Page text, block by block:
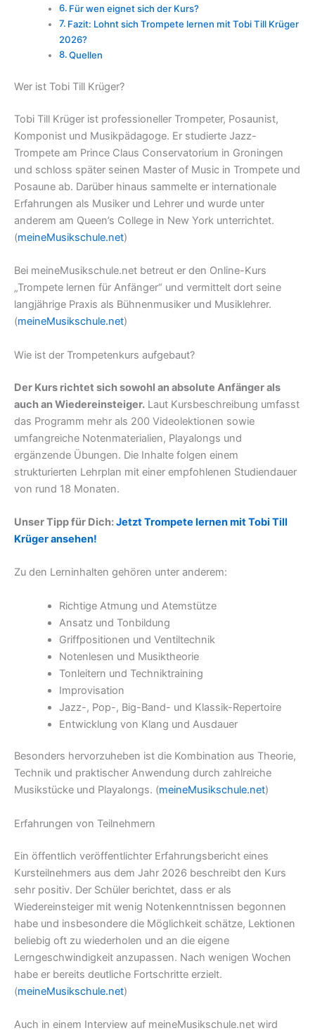
Für wen eignet sich der Kurs?
Fazit: Lohnt sich Trompete lernen mit Tobi Till Krüger
2026?
Quellen
Wer ist Tobi Till Krüger?
Tobi Till Krüger ist professioneller Trompeter, Posaunist,
Komponist und Musikpädagoge. Er studierte Jazz-
Trompete am Prince Claus Conservatorium in Groningen
und schloss später seinen Master of Music in Trompete und
Posaune ab. Darüber hinaus sammelte er internationale
Erfahrungen als Musiker und Lehrer und wurde unter
anderem am Queen’s College in New York unterrichtet.
(meineMusikschule.net)
Bei meineMusikschule.net betreut er den Online-Kurs
„Trompete lernen für Anfänger“ und vermittelt dort seine
langjährige Praxis als Bühnenmusiker und Musiklehrer.
(meineMusikschule.net)
Wie ist der Trompetenkurs aufgebaut?
Der Kurs richtet sich sowohl an absolute Anfänger als
auch an Wiedereinsteiger. Laut Kursbeschreibung umfasst
das Programm mehr als 200 Videolektionen sowie
umfangreiche Notenmaterialien, Playalongs und
ergänzende Übungen. Die Inhalte folgen einem
strukturierten Lehrplan mit einer empfohlenen Studiendauer
von rund 18 Monaten.
Unser Tipp für Dich:Jetzt Trompete lernen mit Tobi Till
Krüger ansehen!
Zu den Lerninhalten gehören unter anderem:
Richtige Atmung und Atemstütze
Ansatz und Tonbildung
Griffpositionen und Ventiltechnik
Notenlesen und Musiktheorie
Tonleitern und Techniktraining
Improvisation
Jazz-, Pop-, Big-Band- und Klassik-Repertoire
Entwicklung von Klang und Ausdauer
Besonders hervorzuheben ist die Kombination aus Theorie,
Technik und praktischer Anwendung durch zahlreiche
Musikstücke und Playalongs. (meineMusikschule.net)
Erfahrungen von Teilnehmern
Ein öffentlich veröffentlichter Erfahrungsbericht eines
Kursteilnehmers aus dem Jahr 2026 beschreibt den Kurs
sehr positiv. Der Schüler berichtet, dass er als
Wiedereinsteiger mit wenig Notenkenntnissen begonnen
habe und insbesondere die Möglichkeit schätze, Lektionen
beliebig oft zu wiederholen und an die eigene
Lerngeschwindigkeit anzupassen. Nach wenigen Wochen
habe er bereits deutliche Fortschritte erzielt.
(meineMusikschule.net)
Auch in einem Interview auf meineMusikschule.net wird